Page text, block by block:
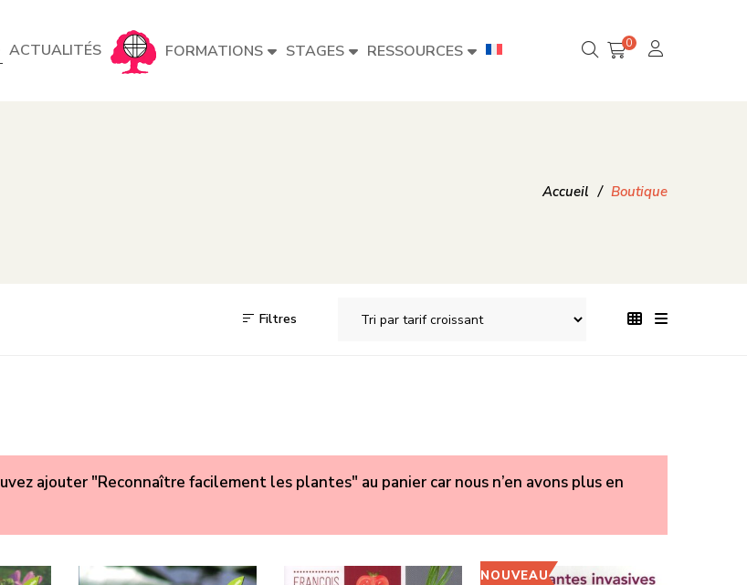
ACTUALITÉS FORMATIONS STAGES RESSOURCES 0
Accueil / Boutique
Filtres
ajouter "Reconnaître facilement les plantes" au panier car nous n’en avons plus en
NOUVEAU